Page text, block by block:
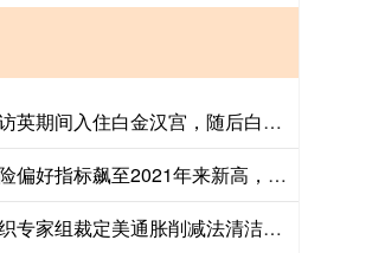
翻倍赚 哈里同意访英期间入住白金汉宫，随后白金汉宫回复：已无可住房间
五八策略 高盛风险偏好指标飙至2021年来新高，罕见“双高”组合26年首现
祥富金融 世贸组织专家组裁定美通胀削减法清洁能源补贴违规